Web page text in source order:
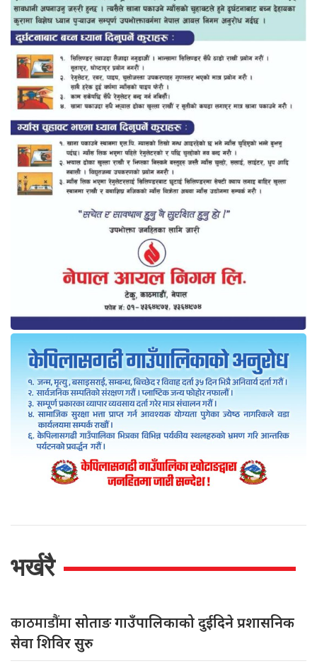
भर्खरै
काठमाडौंमासोताङ गाउँपालिकाको दुईदिने प्रशासनिक
सेवा शिविर सुरु